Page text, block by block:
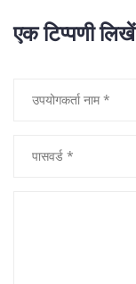
एक टिप्पणी लिखें